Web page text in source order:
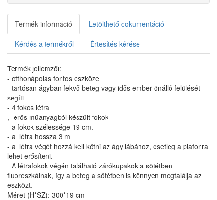
Termék információ Letölthető dokumentáció
Kérdés a termékről Értesítés kérése
Termék jellemzői:
- otthonápolás fontos eszköze
- tartósan ágyban fekvő beteg vagy idős ember önálló felülését
segíti.
- 4 fokos létra
,- erős műanyagból készült fokok
- a fokok szélessége 19 cm.
- a létra hossza 3 m
- a létra végét hozzá kell kötni az ágy lábához, esetleg a plafonra
lehet erősíteni.
- A létrafokok végén található zárókupakok a sötétben
fluoreszkálnak, így a beteg a sötétben is könnyen megtalálja az
eszközt.
Méret (H*SZ): 300*19 cm